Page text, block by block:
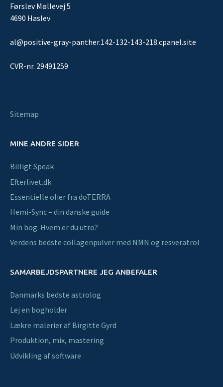
Førslev Møllevej 5
4690 Haslev
al@positive-gray-panther.142-132-143-218.cpanel.site
CVR-nr. 29491259
Sitemap
MINE ANDRE SIDER
Billigt Speak
Efterlivet.dk
Essentielle olier fra doTERRA
Hemi-Sync – din danske guide
Min bog: Hvem er du utro?
Verdens bedste collagenpulver med NMN og resveratrol
SAMARBEJDSPARTNERE JEG ANBEFALER
Danmarks bedste astrolog
Lej en bogholder
Lækre malerier af Birgitte Gyrd
Produktion, mix, mastering
Udvikling af software